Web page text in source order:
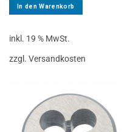
In den Warenkorb
inkl. 19 % MwSt.
zzgl. Versandkosten